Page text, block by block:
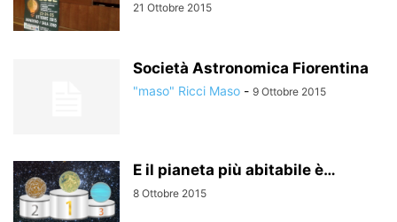
21 Ottobre 2015
Società Astronomica Fiorentina
"maso" Ricci Maso - 9 Ottobre 2015
E il pianeta più abitabile è…
8 Ottobre 2015